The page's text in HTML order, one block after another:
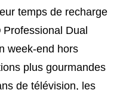
temps de recharge
Dual
week-end hors
plus gourmandes
de télévision, les